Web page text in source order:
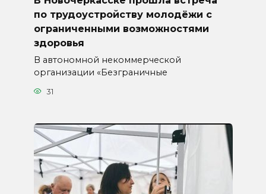
по трудоустройству молодёжи с
ограниченными возможностями
здоровья
В автономной некоммерческой
организации «Безграничные
31